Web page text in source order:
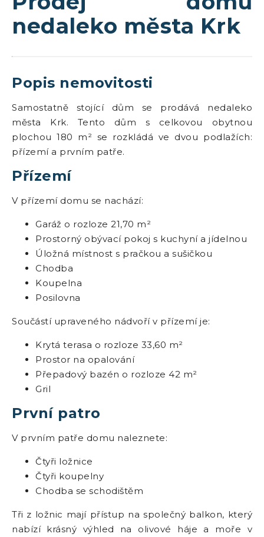
nedaleko města Krk
Popis nemovitosti
Samostatně stojící dům se prodává nedaleko
města Krk. Tento dům s celkovou obytnou
plochou 180 m² se rozkládá ve dvou podlažích:
přízemí a prvním patře.
Přízemí
V přízemí domu se nachází:
Garáž o rozloze 21,70 m²
Prostorný obývací pokoj s kuchyní a jídelnou
Úložná místnost s pračkou a sušičkou
Chodba
Koupelna
Posilovna
Součástí upraveného nádvoří v přízemí je:
Krytá terasa o rozloze 33,60 m²
Prostor na opalování
Přepadový bazén o rozloze 42 m²
Gril
První patro
V prvním patře domu naleznete:
Čtyři ložnice
Čtyři koupelny
Chodba se schodištěm
Tři z ložnic mají přístup na společný balkon, který
nabízí krásný výhled na olivové háje a moře v